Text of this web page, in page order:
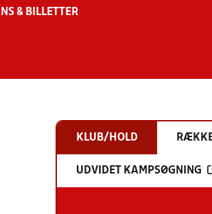
& BILLETTER
KLUB/HOLD
UDVIDET KAMPSØGNING